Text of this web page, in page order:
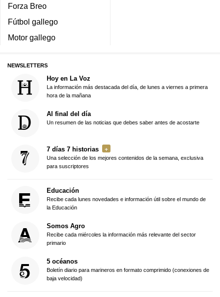
Forza Breo
Fútbol gallego
Motor gallego
NEWSLETTERS
Hoy en La Voz
La información más destacada del día, de lunes a viernes a primera
hora de la mañana
Al final del día
Un resumen de las noticias que debes saber antes de acostarte
7 días 7 historias
Una selección de los mejores contenidos de la semana, exclusiva
para suscriptores
Educación
Recibe cada lunes novedades e información útil sobre el mundo de
la Educación
Somos Agro
Recibe cada miércoles la información más relevante del sector
primario
5 océanos
Boletín diario para marineros en formato comprimido (conexiones de
baja velocidad)